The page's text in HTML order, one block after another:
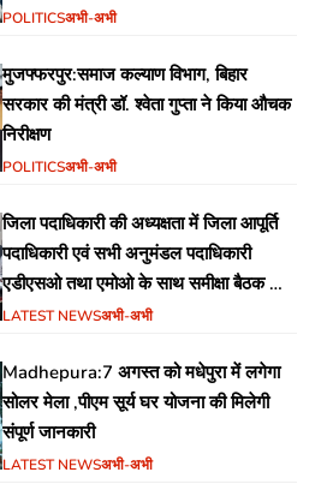
(MoU) पर हस्ताक्षर
POLITICSअभी-अभी
मुजफ्फरपुर:समाज कल्याण विभाग, बिहार
सरकार की मंत्री डॉ. श्वेता गुप्ता ने किया औचक
निरीक्षण
POLITICSअभी-अभी
जिला पदाधिकारी की अध्यक्षता में जिला आपूर्ति
पदाधिकारी एवं सभी अनुमंडल पदाधिकारी
एडीएसओ तथा एमोओ के साथ समीक्षा बैठक का
आयोजन
LATEST NEWSअभी-अभी
Madhepura:7 अगस्त को मधेपुरा में लगेगा
सोलर मेला ,पीएम सूर्य घर योजना की मिलेगी
संपूर्ण जानकारी
LATEST NEWSअभी-अभी